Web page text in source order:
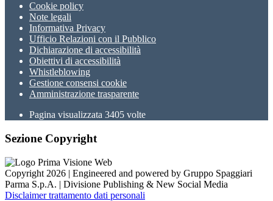
Cookie policy
Note legali
Informativa Privacy
Ufficio Relazioni con il Pubblico
Dichiarazione di accessibilità
Obiettivi di accessibilità
Whistleblowing
Gestione consensi cookie
Amministrazione trasparente
Pagina visualizzata 3405 volte
Sezione Copyright
Copyright 2026 | Engineered and powered by Gruppo Spaggiari
Parma S.p.A. | Divisione Publishing & New Social Media
Disclaimer trattamento dati personali